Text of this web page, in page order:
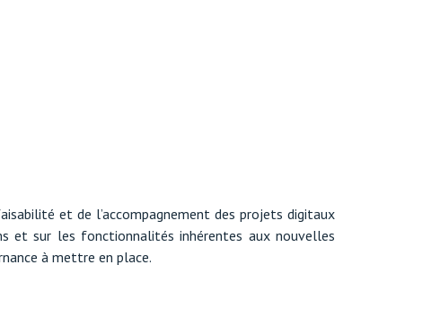
et de l’accompagnement des projets digitaux
et sur les fonctionnalités inhérentes aux nouvelles
à mettre en place.